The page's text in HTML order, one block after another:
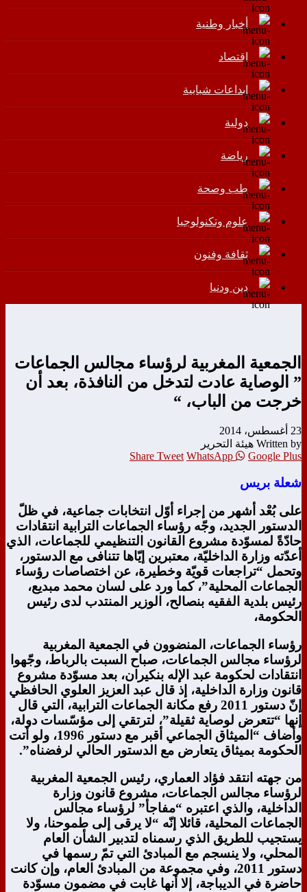
أخبار وطنية
اقتصاد
إبداعات شبابية
دولية
رياضة
طب وصحة
علوم وتكنولوجيا
ثقافة وفنون
دين ودنيا
الجمعية المغربية لرؤساء مجالس الجماعات
” الوصاية عادت لتدخل من النافذة، بعد أن
خرجت من الباب، “
23 أغسطس، 2014
Written by هيئة التحرير
Share Tweet WhatsApp Google Plus
شعلة بريس
على بُعْد أشهر من إجراء أوّل انتخابات جماعية، في ظلّ
الدستور الجديد، وجّه رؤساء الجماعات الترابية انتقادات
حادّةً لمسوّدة مشروع القانون التنظيمي للجماعات، الذي
أعدّته وزارة الداخليّة، معتبرين إيّاها تتنافى مع الدستور،
وتحمل “تراجعات قويّة وخطيرة، عن اختصاصات رؤساء
الجماعات المحلية”، كما ورد على لسان محمد مبديع،
رئيس بلدية الفقيه بنصالح، الوزير المنتدب لدى رئيس
الحكومة،
رؤساء الجماعات، المنضوون في الجمعية المغربية
لرؤساء مجالس الجماعات، صباح السبت بالرباط، وجّهوا
انتقادات لحكومة عبد الإله بنكيران، بعد مسوّدة مشروع
قانون وزارة الداخلية، إذ قال عبد العزيز العلوي الحافظي
إنّ دستور 2011 رفع مكانة الجماعات الترابية، التي قال
إنها “تتعرض لوصاية ثقيلة”، لترتقي إلى مؤسّسات دولة،
وأضاف “الميثاق الجماعي أقبر مع دستور 1996، ولو أتت
الحكومة بميثاق يتعارض مع الدستور الحالي لرفضناه”.
من جهته انتقد فؤاد العماري، رئيس الجمعية المغربية
لرؤساء مجالس الجماعات، مشروع قانون وزارة
الداخلية، والذي اعتبره “مفاجأ” لرؤساء مجالس
الجماعات المحلية، قائلا إنّه “لا يرقى إلى طموحنا، ولا
يستجيب للطريق الذي رسمناه لتدبير الشأن العام
المحلي، ولا ينسجم مع المبادئ التي تمّ رسمها في
دستور 2011، وفي مجموعة من المبادئ العام، وإن كانت
حاضرة في الديباجة، إلا أنها غابت في مضمون مسوّدة